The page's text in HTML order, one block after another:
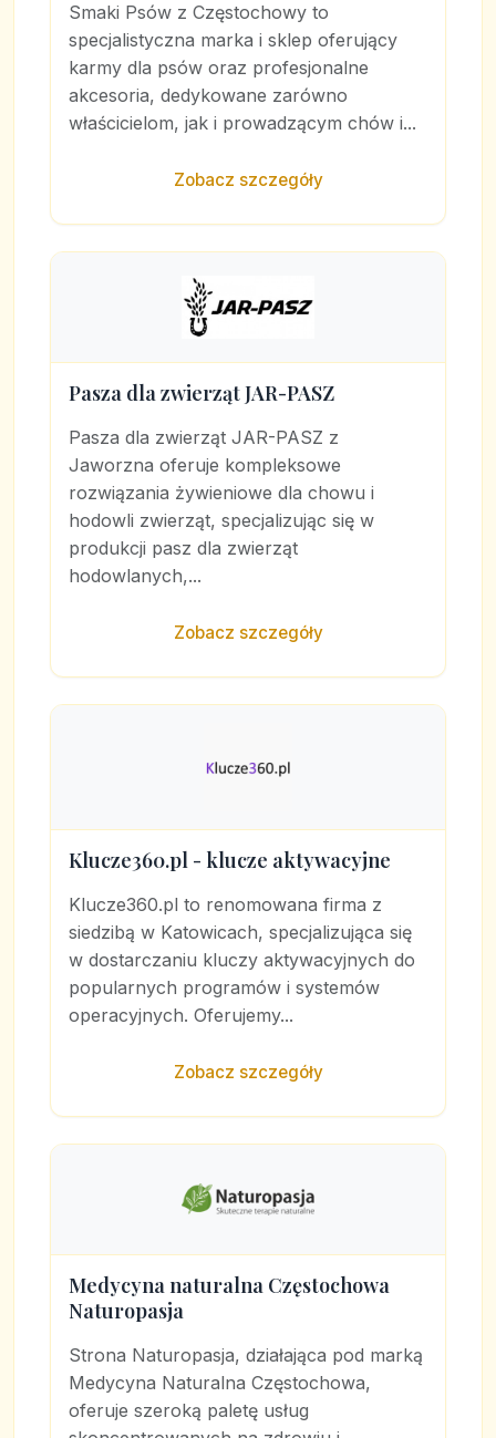
Smaki Psów z Częstochowy to
specjalistyczna marka i sklep oferujący
karmy dla psów oraz profesjonalne
akcesoria, dedykowane zarówno
właścicielom, jak i prowadzącym chów i...
Zobacz szczegóły
Pasza dla zwierząt JAR-PASZ
Pasza dla zwierząt JAR-PASZ z
Jaworzna oferuje kompleksowe
rozwiązania żywieniowe dla chowu i
hodowli zwierząt, specjalizując się w
produkcji pasz dla zwierząt
hodowlanych,...
Zobacz szczegóły
Klucze360.pl - klucze aktywacyjne
Klucze360.pl to renomowana firma z
siedzibą w Katowicach, specjalizująca się
w dostarczaniu kluczy aktywacyjnych do
popularnych programów i systemów
operacyjnych. Oferujemy...
Zobacz szczegóły
Medycyna naturalna Częstochowa
Naturopasja
Strona Naturopasja, działająca pod marką
Medycyna Naturalna Częstochowa,
oferuje szeroką paletę usług